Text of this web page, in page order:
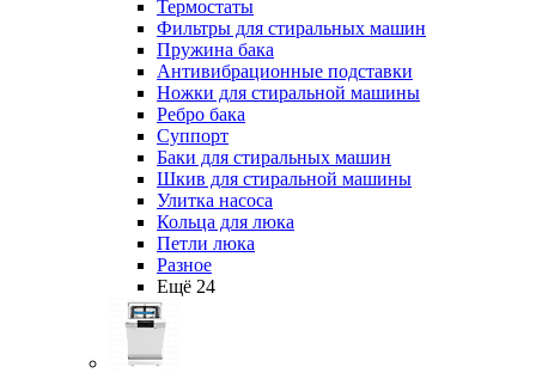
Термостаты
Фильтры для стиральных машин
Пружина бака
Антивибрационные подставки
Ножки для стиральной машины
Ребро бака
Суппорт
Баки для стиральных машин
Шкив для стиральной машины
Улитка насоса
Кольца для люка
Петли люка
Разное
Ещё 24